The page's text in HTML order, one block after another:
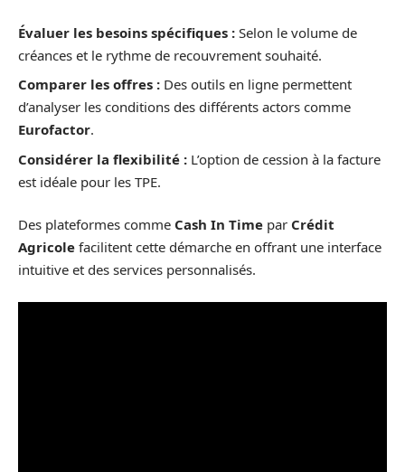
Évaluer les besoins spécifiques : Selon le volume de
créances et le rythme de recouvrement souhaité.
Comparer les offres : Des outils en ligne permettent
d’analyser les conditions des différents actors comme
Eurofactor.
Considérer la flexibilité : L’option de cession à la facture
est idéale pour les TPE.
Des plateformes comme Cash In Time par Crédit
Agricole facilitent cette démarche en offrant une interface
intuitive et des services personnalisés.